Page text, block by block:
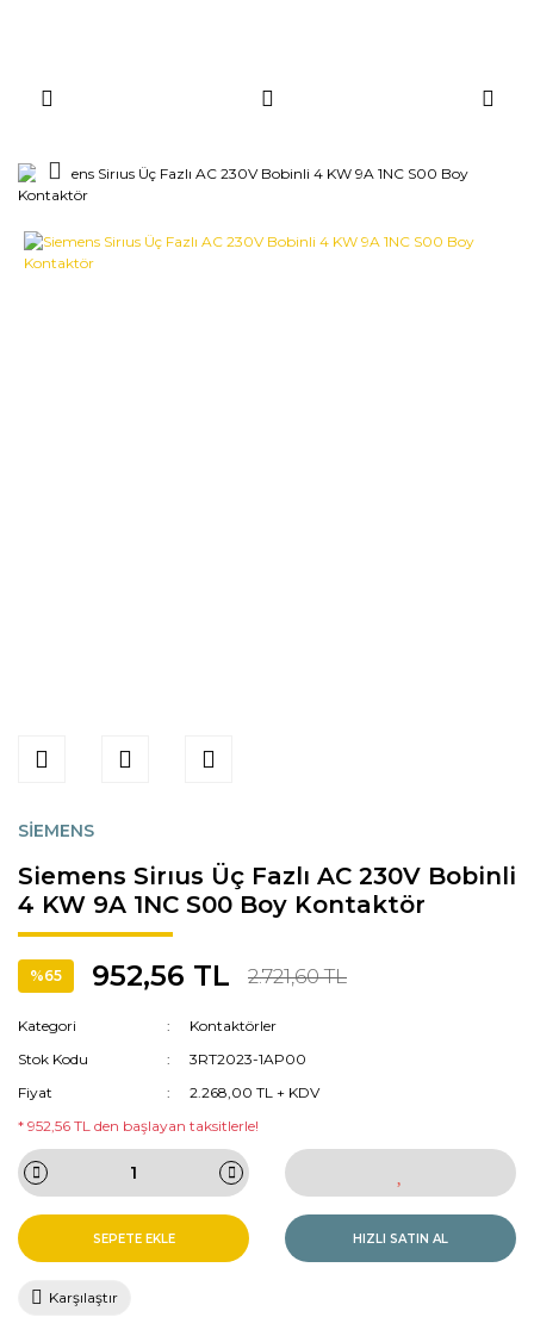
SİEMENS
Siemens Sirıus Üç Fazlı AC 230V Bobinli
4 KW 9A 1NC S00 Boy Kontaktör
%65 952,56 TL 2.721,60 TL
Kategori
Kontaktörler
Stok Kodu
3RT2023-1AP00
Fiyat
2.268,00 TL + KDV
* 952,56 TL den başlayan taksitlerle!
SEPETE EKLE HIZLI SATIN AL
Karşılaştır